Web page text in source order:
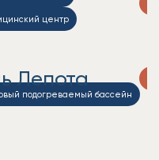
центр
подогреваемый бассейн
Лепота